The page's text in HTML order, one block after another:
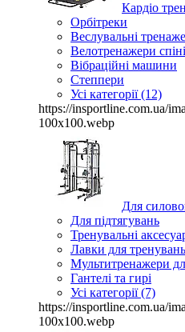
Кардіо
Орбітреки
Веслувальні
Велотренажери
Вібраційні машини
Степпери
Усі категорії (12)
https://insportline.com.ua/
100x100.webp
Для
Для підтягувань
Тренувальні
Лавки для тренувань
Мультитренажери
Гантелі та гирі
Усі категорії (7)
https://insportline.com.ua/
100x100.webp